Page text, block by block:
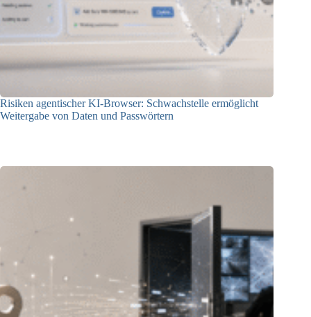
Risiken agentischer KI-Browser: Schwachstelle ermöglicht
Weitergabe von Daten und Passwörtern